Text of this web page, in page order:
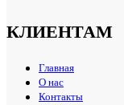
КЛИЕНТАМ
Главная
О нас
Контакты